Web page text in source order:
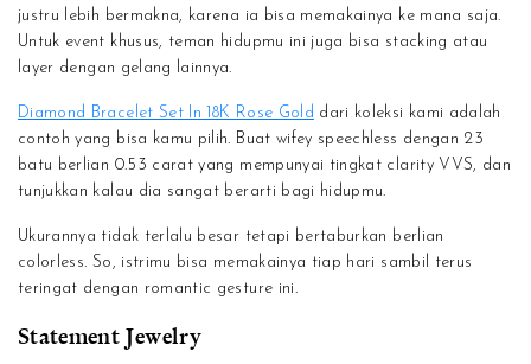
justru lebih bermakna, karena ia bisa memakainya ke mana saja.
Untuk event khusus, teman hidupmu ini juga bisa stacking atau
layer dengan gelang lainnya.
Diamond Bracelet Set In 18K Rose Gold dari koleksi kami adalah
contoh yang bisa kamu pilih. Buat wifey speechless dengan 23
batu berlian 0.53 carat yang mempunyai tingkat clarity VVS, dan
tunjukkan kalau dia sangat berarti bagi hidupmu.
Ukurannya tidak terlalu besar tetapi bertaburkan berlian
colorless. So, istrimu bisa memakainya tiap hari sambil terus
teringat dengan romantic gesture ini.
Statement Jewelry